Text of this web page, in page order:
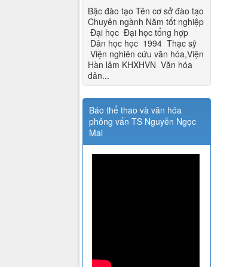
Bậc đào tạo Tên cơ sở đào tạo
Chuyên ngành Năm tốt nghiệp
Đại học Đại học tổng hợp
Dân học học 1994 Thạc sỹ
Viện nghiên cứu văn hóa,Viện
Hàn lâm KHXHVN Văn hóa
dân...
Báo thể thao và văn hóa
phỏng vấn TS Nguyễn Ngọc
Mai